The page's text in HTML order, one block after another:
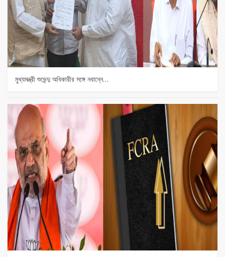
মুখ্যমন্ত্রী শুভেন্দু অধিকারীর সঙ্গে নবান্নে…